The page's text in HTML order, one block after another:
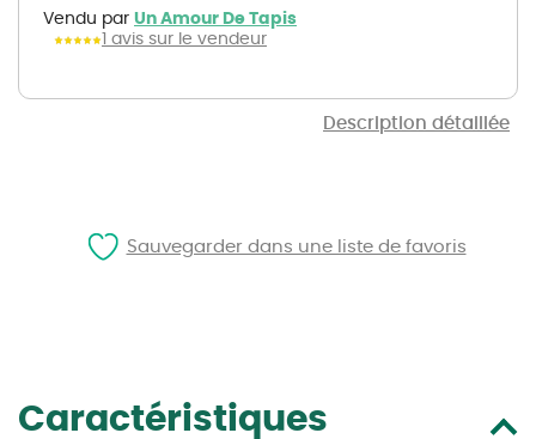
Description détaillée
gallery
Vendu par Un Amour De Tapis
1 avis sur le vendeur
Caractéristiques
Sauvegarder dans une liste de favoris